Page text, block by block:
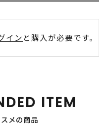
イン と購入が必要です。
ITEM
メの商品